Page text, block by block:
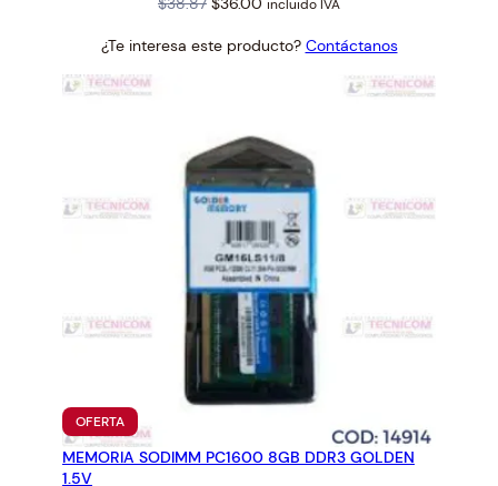
was:
is:
incluido IVA
¿Te interesa este producto? Contáctanos
OFERTAPRODUCTO
EN
OFERTA
MEMORIA SODIMM PC1600 8GB DDR3 GOLDEN
1.5V